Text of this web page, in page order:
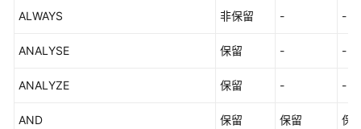
应
程
开
ALWAYS 非保留 - -
ANALYSE 保留 - -
ANALYZE 保留 - -
AND 保留 保留 保